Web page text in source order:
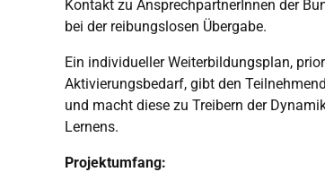
Kontakt zu AnsprechpartnerInnen der
bei der reibungslosen Übergabe.
Ein individueller Weiterbildungsplan,
Aktivierungsbedarf, gibt den
und macht diese zu Treibern der
Lernens.
Projektumfang: